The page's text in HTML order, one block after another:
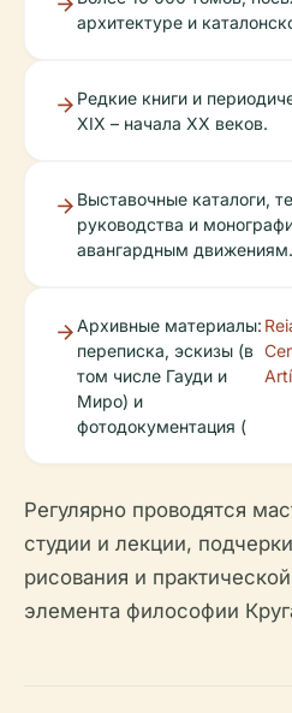
архитектуре и
Редкие книги и
XIX – начала XX веков.
Выставочные каталоги,
руководства и
авангардным движениям.
Архивные материалы:
переписка, эскизы (в
том числе Гауди и
Миро) и
фотодокументация (
Регулярно проводятся
студии и лекции,
рисования и
элемента философии